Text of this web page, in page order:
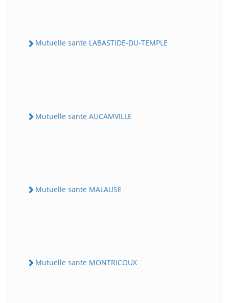
Mutuelle sante LABASTIDE-DU-TEMPLE
Mutuelle sante AUCAMVILLE
Mutuelle sante MALAUSE
Mutuelle sante MONTRICOUX